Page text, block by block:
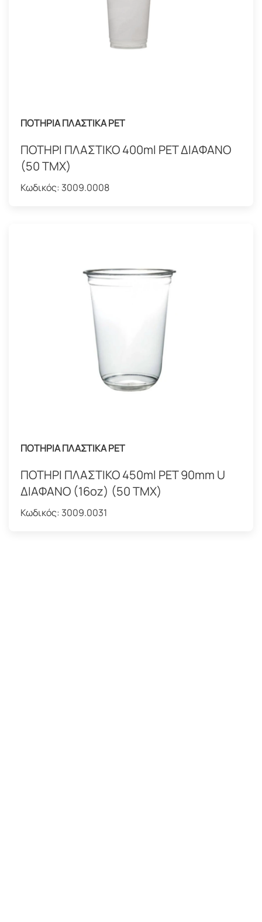
ΠΟΤΗΡΙΑ ΠΛΑΣΤΙΚΑ PET
ΠΟΤΗΡΙ ΠΛΑΣΤΙΚΟ 400ml PET ΔΙΑΦΑΝΟ
(50 ΤΜΧ)
Κωδικός: 3009.0008
ΠΟΤΗΡΙΑ ΠΛΑΣΤΙΚΑ PET
ΠΟΤΗΡΙ ΠΛΑΣΤΙΚΟ 450ml PET 90mm U
ΔΙΑΦΑΝΟ (16oz) (50 ΤΜΧ)
Κωδικός: 3009.0031